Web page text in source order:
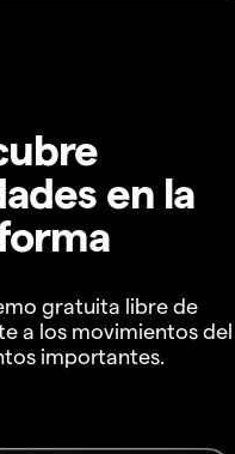
en la
gratuita libre de
a los movimientos del
importantes.